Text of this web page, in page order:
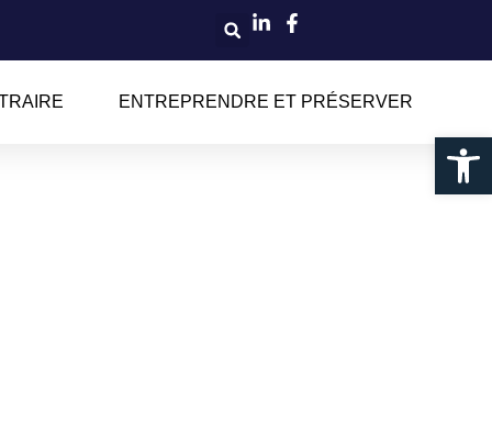
ENTREPRENDRE ET PRÉSERVER
Ouvrir